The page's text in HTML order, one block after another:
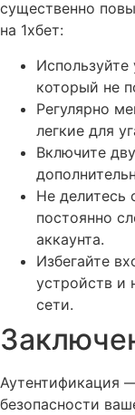
существенно
на 1хбет:
который не
Регулярно
легкие для
Включите
Не делитесь
постоянно
аккаунта.
Избегайте
устройств и
сети.
Аутентификация
безопасности